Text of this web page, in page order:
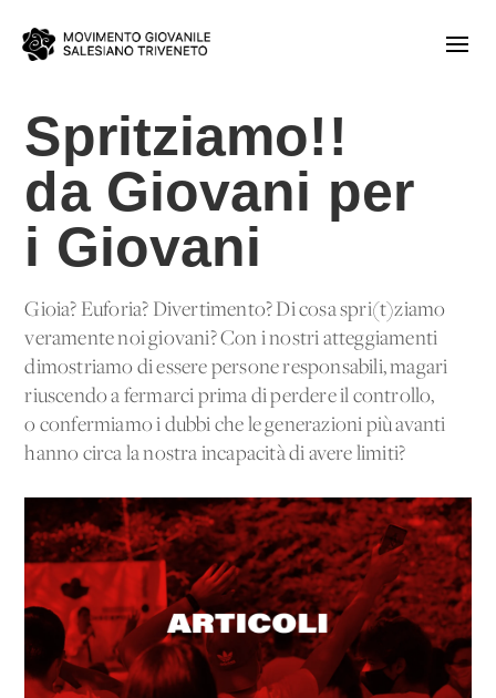
Spritziamo!!
da Giovani per
i Giovani
Gioia? Euforia? Divertimento? Di cosa spri(t)ziamo
veramente noi giovani? Con i nostri atteggiamenti
dimostriamo di essere persone responsabili, magari
riuscendo a fermarci prima di perdere il controllo,
o confermiamo i dubbi che le generazioni più avanti
hanno circa la nostra incapacità di avere limiti?